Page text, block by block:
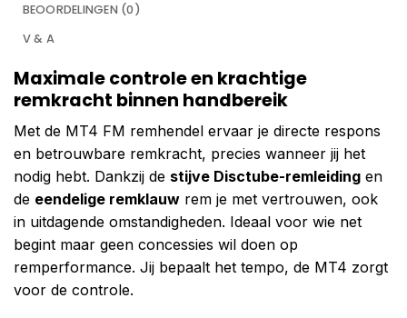
BEOORDELINGEN (0)
V & A
Maximale controle en krachtige
remkracht binnen handbereik
Met de MT4 FM remhendel ervaar je directe respons
en betrouwbare remkracht, precies wanneer jij het
nodig hebt. Dankzij de stijve Disctube-remleiding en
de eendelige remklauw rem je met vertrouwen, ook
in uitdagende omstandigheden. Ideaal voor wie net
begint maar geen concessies wil doen op
remperformance. Jij bepaalt het tempo, de MT4 zorgt
voor de controle.